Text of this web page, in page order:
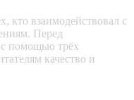
кто взаимодействовал с
Перед
помощью трёх
качество и